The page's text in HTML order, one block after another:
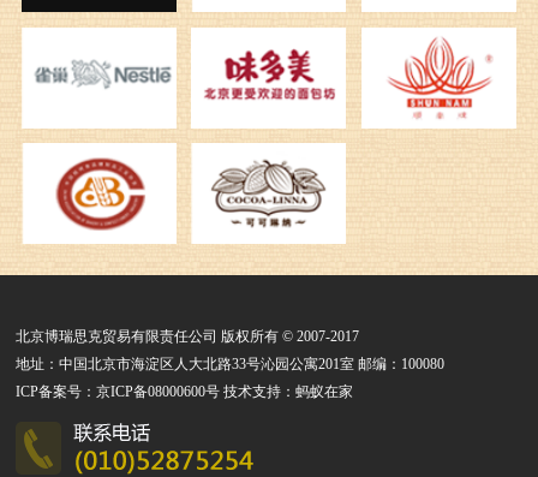
北京博瑞思克贸易有限责任公司 版权所有 © 2007-2017
地址：中国北京市海淀区人大北路33号沁园公寓201室 邮编：100080
ICP备案号：京ICP备08000600号 技术支持：蚂蚁在家